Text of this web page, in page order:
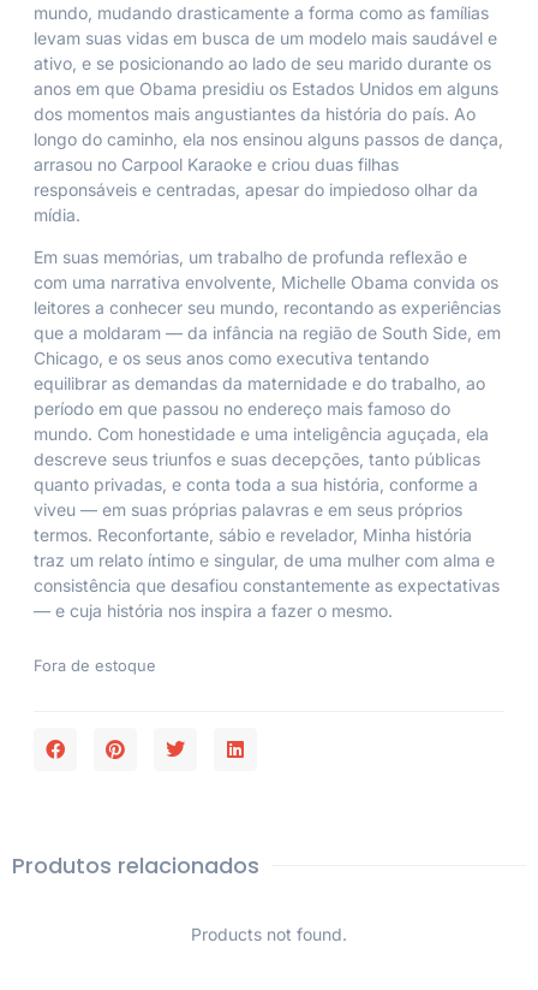
mundo, mudando drasticamente a forma como as famílias
levam suas vidas em busca de um modelo mais saudável e
ativo, e se posicionando ao lado de seu marido durante os
anos em que Obama presidiu os Estados Unidos em alguns
dos momentos mais angustiantes da história do país. Ao
longo do caminho, ela nos ensinou alguns passos de dança,
arrasou no Carpool Karaoke e criou duas filhas
responsáveis e centradas, apesar do impiedoso olhar da
mídia.
Em suas memórias, um trabalho de profunda reflexão e
com uma narrativa envolvente, Michelle Obama convida os
leitores a conhecer seu mundo, recontando as experiências
que a moldaram — da infância na região de South Side, em
Chicago, e os seus anos como executiva tentando
equilibrar as demandas da maternidade e do trabalho, ao
período em que passou no endereço mais famoso do
mundo. Com honestidade e uma inteligência aguçada, ela
descreve seus triunfos e suas decepções, tanto públicas
quanto privadas, e conta toda a sua história, conforme a
viveu — em suas próprias palavras e em seus próprios
termos. Reconfortante, sábio e revelador, Minha história
traz um relato íntimo e singular, de uma mulher com alma e
consistência que desafiou constantemente as expectativas
— e cuja história nos inspira a fazer o mesmo.
Fora de estoque
Produtos relacionados
Products not found.